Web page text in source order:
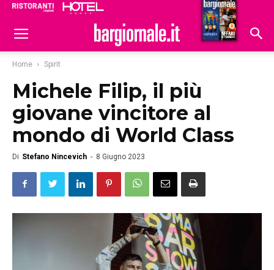
Hoteldomani
Home Spirit
Michele Filip, il più
giovane vincitore al
mondo di World Class
Di Stefano Nincevich - 8 Giugno 2023